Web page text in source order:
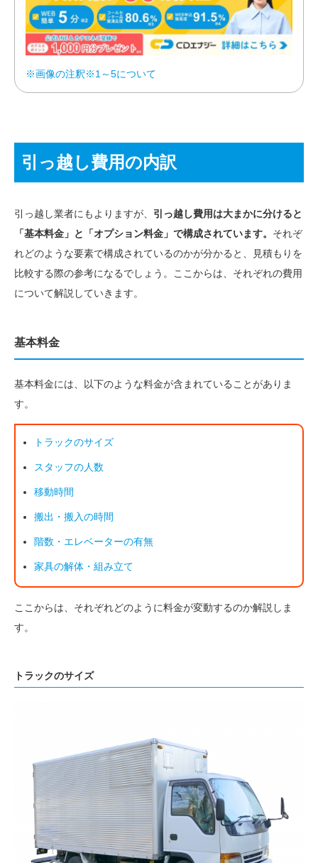
※画像の注釈※1～5について
引っ越し費用の内訳
引っ越し業者にもよりますが、 引っ越し費用は大まかに分けると
「基本料金」と「オプション料金」で構成されています。 それぞ
れどのような要素で構成されているのかが分かると、見積もりを
比較する際の参考になるでしょう。ここからは、それぞれの費用
について解説していきます。
基本料金
基本料金には、以下のような料金が含まれていることがありま
す。
トラックのサイズ
スタッフの人数
移動時間
搬出・搬入の時間
階数・エレベーターの有無
家具の解体・組み立て
ここからは、それぞれどのように料金が変動するのか解説しま
す。
トラックのサイズ